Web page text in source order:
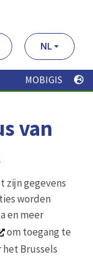
NL
MOBIGIS
van
zijn gegevens
worden
en meer
om toegang te
Brussels